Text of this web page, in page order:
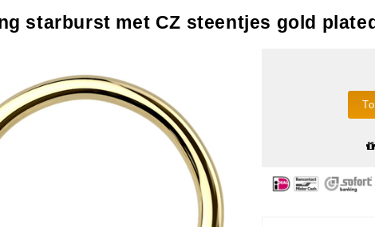
starburst met CZ steentjes gold plated